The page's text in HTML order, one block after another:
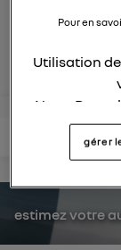
lire les questions
estimez votre
Pour en
Utilisation
Nous,
pour nos
dans
utilisez
gérer